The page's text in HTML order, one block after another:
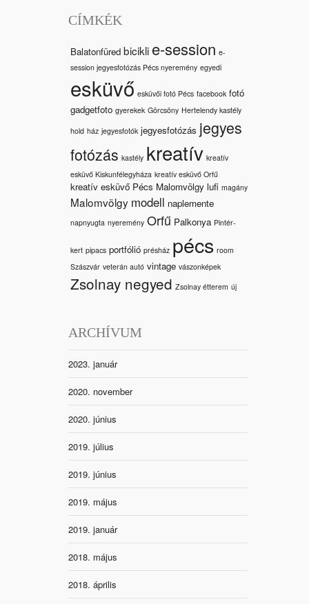
CÍMKÉK
Balatonfüred bicikli e-session e-
session jegyesfotózás Pécs nyeremény egyedi
esküvő esküvői fotó Pécs facebook fotó
gadgetfoto gyerekek Görcsöny Hertelendy kastély
hold ház jegyesfotók jegyesfotózás jegyes
fotózás kastély kreatív kreatív
esküvő Kiskunfélegyháza kreatív esküvő Orfű
kreatív esküvő Pécs Malomvölgy lufi magány
Malomvölgy modell naplemente
napnyugta nyeremény Orfű Palkonya Pintér-
kert pipacs portfólió présház pécs room
Szászvár veterán autó vintage vászonképek
Zsolnay negyed Zsolnay étterem új
ARCHÍVUM
2023. január
2020. november
2020. június
2019. július
2019. június
2019. május
2019. január
2018. május
2018. április